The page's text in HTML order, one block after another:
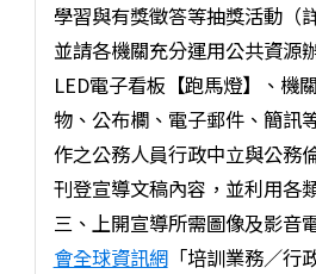
學習與有獎徵答等抽獎活動（
並請各機關充分運用公共資源
LED電子看板【跑馬燈】、機
物、公布欄、電子郵件、簡訊
作之公務人員行政中立與公務
刊登宣導文稿內容，並利用各
三、上開宣導所需圖像及影音
會全球資訊網「培訓業務∕行